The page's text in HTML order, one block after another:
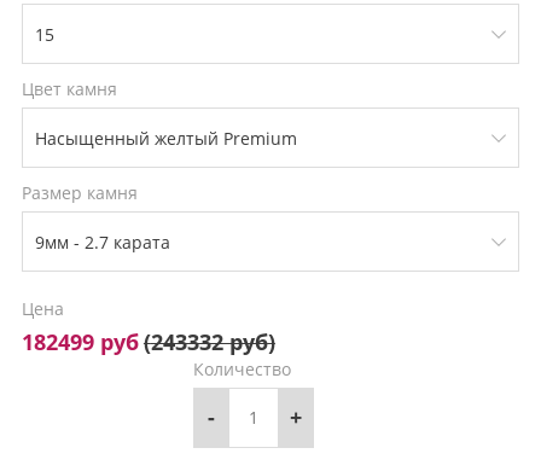
Цвет камня
Размер камня
Цена
182499 руб(243332 руб)
Количество
- +